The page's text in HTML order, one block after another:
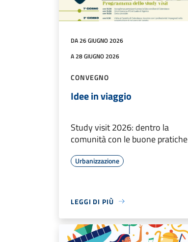
DA 26 GIUGNO 2026
A 28 GIUGNO 2026
CONVEGNO
Idee in viaggio
Study visit 2026: dentro la
comunità con le buone pratiche
Urbanizzazione
LEGGI DI PIÙ